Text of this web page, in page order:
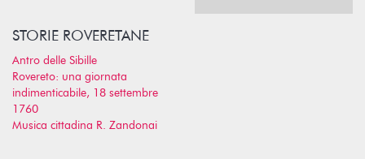
STORIE ROVERETANE
Antro delle Sibille
Rovereto: una giornata
indimenticabile, 18 settembre
1760
Musica cittadina R. Zandonai